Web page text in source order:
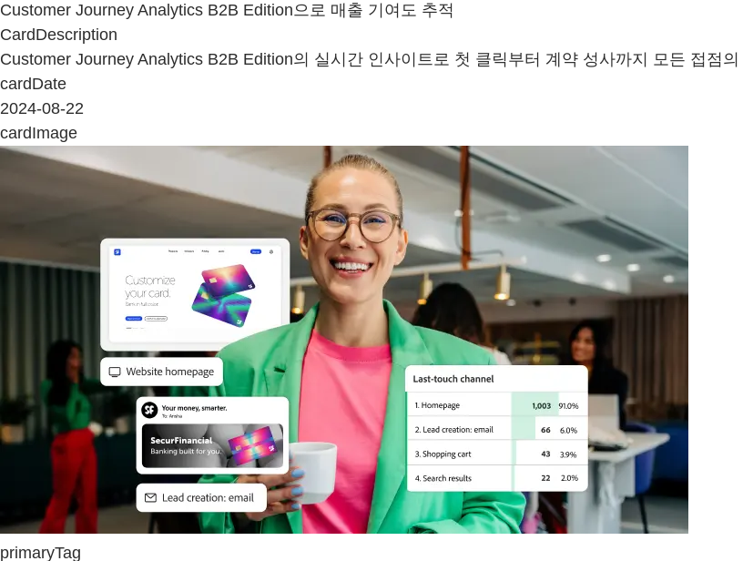
Customer Journey Analytics B2B Edition으로 매출 기여도 추적
CardDescription
Customer Journey Analytics B2B Edition의 실시간 인사이트로 첫 클릭부터 계약 성사까지 모든 접점
cardDate
2024-08-22
cardImage
primaryTag